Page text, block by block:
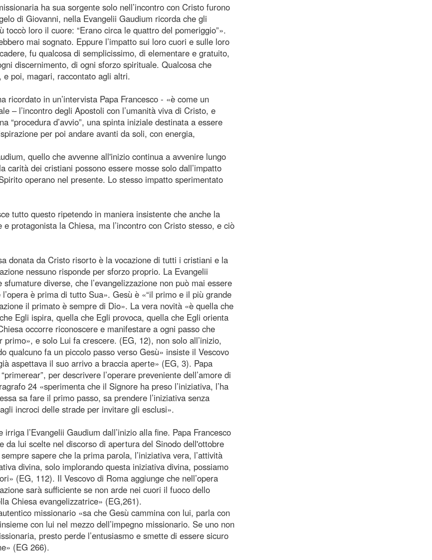
ha sua sorgente solo nell’incontro con Cristo furono
di Giovanni, nella Evangelii Gaudium ricorda che gli
loro il cuore: “Erano circa le quattro del pomeriggio”».
mai sognato. Eppure l’impatto sui loro cuori e sulle loro
fu qualcosa di semplicissimo, di elementare e gratuito,
discernimento, di ogni sforzo spirituale. Qualcosa che
e poi, magari, raccontato agli altri.
ricordato in un’intervista Papa Francesco - «è come un
– l’incontro degli Apostoli con l’umanità viva di Cristo, e
“procedura d’avvio”, una spinta iniziale destinata a essere
per poi andare avanti da soli, con energia,
quello che avvenne all'inizio continua a avvenire lungo
dei cristiani possono essere mosse solo dall’impatto
operano nel presente. Lo stesso impatto sperimentato
tutto questo ripetendo in maniera insistente che anche la
protagonista la Chiesa, ma l’incontro con Cristo stesso, e ciò
donata da Cristo risorto è la vocazione di tutti i cristiani e la
nessuno risponde per sforzo proprio. La Evangelii
diverse, che l’evangelizzazione non può mai essere
è prima di tutto Sua». Gesù è «“il primo e il più grande
il primato è sempre di Dio». La vera novità «è quella che
Egli ispira, quella che Egli provoca, quella che Egli orienta
occorre riconoscere e manifestare a ogni passo che
e solo Lui fa crescere. (EG, 12), non solo all’inizio,
qualcuno fa un piccolo passo verso Gesù» insiste il Vescovo
aspettava il suo arrivo a braccia aperte» (EG, 3). Papa
per descrivere l’operare preveniente dell’amore di
24 «sperimenta che il Signore ha preso l’iniziativa, l’ha
sa fare il primo passo, sa prendere l’iniziativa senza
incroci delle strade per invitare gli esclusi».
l’Evangelii Gaudium dall’inizio alla fine. Papa Francesco
da lui scelte nel discorso di apertura del Sinodo dell'ottobre
sapere che la prima parola, l’iniziativa vera, l’attività
divina, solo implorando questa iniziativa divina, possiamo
(EG, 112). Il Vescovo di Roma aggiunge che nell’opera
sarà sufficiente se non arde nei cuori il fuoco dello
Chiesa evangelizzatrice» (EG,261).
missionario «sa che Gesù cammina con lui, parla con
con lui nel mezzo dell’impegno missionario. Se uno non
presto perde l’entusiasmo e smette di essere sicuro
(EG 266).